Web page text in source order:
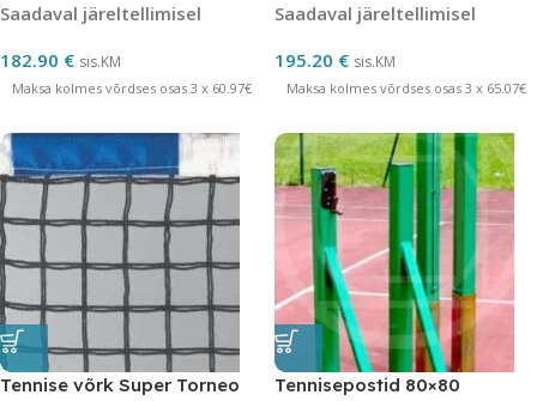
Saadaval järeltellimisel
182.90 € sis.KM
Maksa kolmes võrdses osas 3 x 60.97€
Saadaval järeltellimisel
195.20 € sis.KM
Maksa kolmes võrdses osas 3 x 65.07€
Tennise võrk Super Torneo Tennisepostid 80×80